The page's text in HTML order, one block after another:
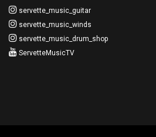
servette_music_guitar
servette_music_winds
servette_music_drum_shop
ServetteMusicTV